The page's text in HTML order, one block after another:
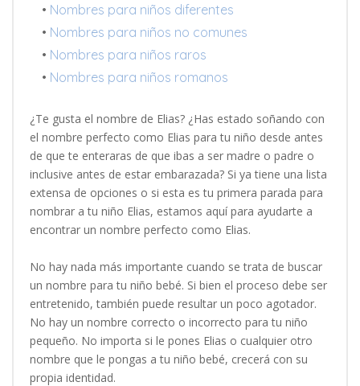
• Nombres para niños diferentes
• Nombres para niños no comunes
• Nombres para niños raros
• Nombres para niños romanos
¿Te gusta el nombre de Elias? ¿Has estado soñando con
el nombre perfecto como Elias para tu niño desde antes
de que te enteraras de que ibas a ser madre o padre o
inclusive antes de estar embarazada? Si ya tiene una lista
extensa de opciones o si esta es tu primera parada para
nombrar a tu niño Elias, estamos aquí para ayudarte a
encontrar un nombre perfecto como Elias.
No hay nada más importante cuando se trata de buscar
un nombre para tu niño bebé. Si bien el proceso debe ser
entretenido, también puede resultar un poco agotador.
No hay un nombre correcto o incorrecto para tu niño
pequeño. No importa si le pones Elias o cualquier otro
nombre que le pongas a tu niño bebé, crecerá con su
propia identidad.